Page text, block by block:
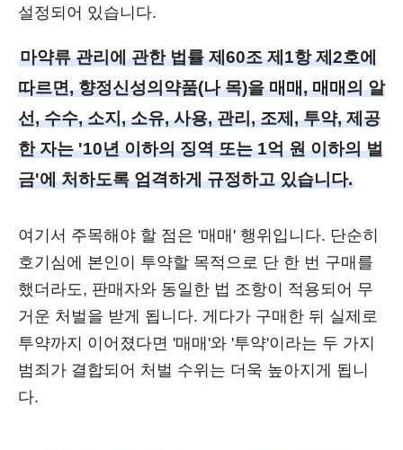
설정되어 있습니다.
마약류 관리에 관한 법률 제60조 제1항 제2호에
따르면, 향정신성의약품(나 목)을 매매, 매매의 알
선, 수수, 소지, 소유, 사용, 관리, 조제, 투약, 제공
한 자는 '10년 이하의 징역 또는 1억 원 이하의 벌
금'에 처하도록 엄격하게 규정하고 있습니다.
여기서 주목해야 할 점은 '매매' 행위입니다. 단순히
호기심에 본인이 투약할 목적으로 단 한 번 구매를
했더라도, 판매자와 동일한 법 조항이 적용되어 무
거운 처벌을 받게 됩니다. 게다가 구매한 뒤 실제로
투약까지 이어졌다면 '매매'와 '투약'이라는 두 가지
범죄가 결합되어 처벌 수위는 더욱 높아지게 됩니
다.